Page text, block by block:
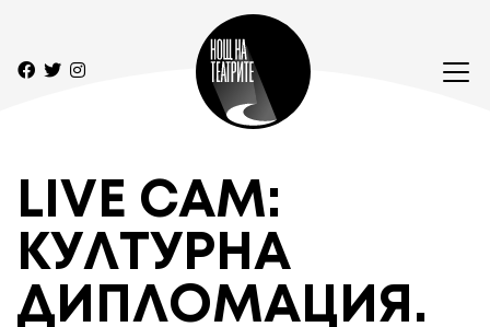
LIVE CAM:
КУЛТУРНА
ДИПЛОМАЦИЯ.